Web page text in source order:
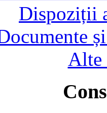
Dispoziții
Alte